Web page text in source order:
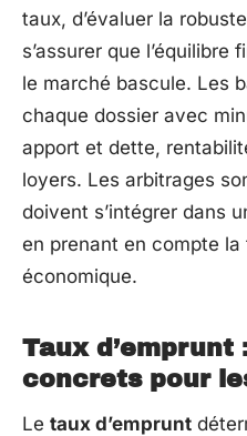
taux, d’évaluer la
s’assurer que
le marché bascule. Les
chaque dossier avec
apport et dette,
loyers. Les arbitrages
doivent s’intégrer dans
en prenant en compte
économique.
Taux d’emprunt
concrets pour
Le taux d’emprunt